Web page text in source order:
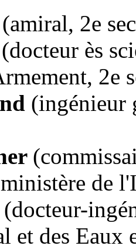
(amiral, 2e
(docteur ès
2e
(ingénieur
de
(docteur-
et des Eaux